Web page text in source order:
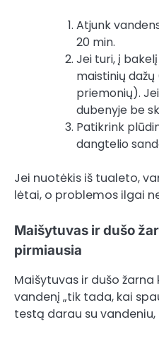
Atjunk
20 min.
Jei turi, į
maistinių
priemonių).
dubenyje be
Patikrink
dangtelio
Jei nuotėkis iš tualeto,
lėtai, o problemos ilgai
Maišytuvas ir dušo
pirmiausia
Maišytuvas ir dušo
vandenį „tik tada, kai
testą darau su vandeniu,